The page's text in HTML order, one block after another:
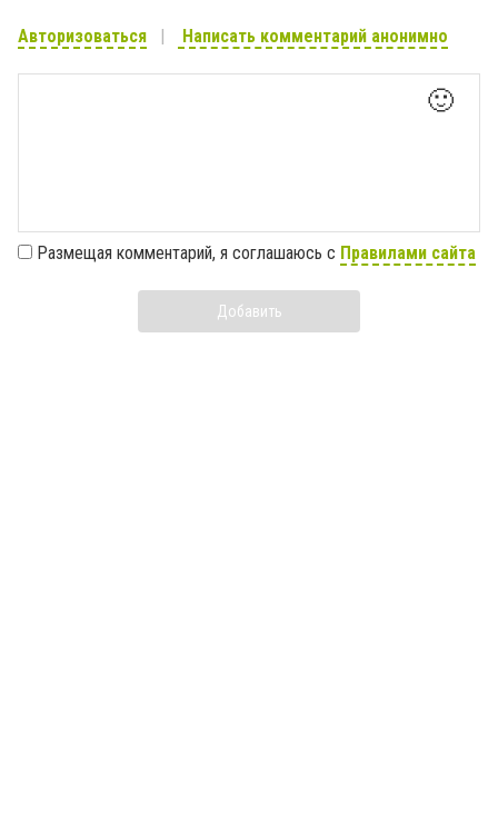
Авторизоваться Написать комментарий анонимно
🙂
Размещая комментарий, я соглашаюсь с Правилами сайта
Добавить